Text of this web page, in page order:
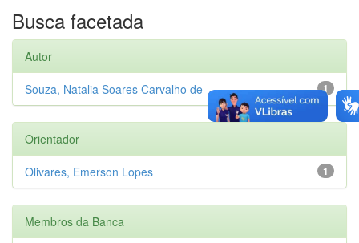
Busca facetada
Autor
1
Souza, Natalia Soares Carvalho de
Orientador
1
Olivares, Emerson Lopes
Membros da Banca